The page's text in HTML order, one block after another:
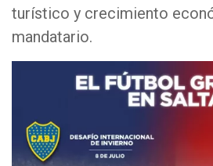
turístico y crecimiento
mandatario.